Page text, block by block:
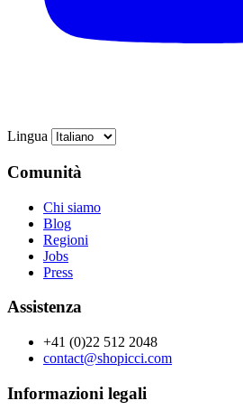
Lingua
Comunità
Chi siamo
Blog
Regioni
Jobs
Press
Assistenza
+41 (0)22 512 2048
contact@shopicci.com
Informazioni legali